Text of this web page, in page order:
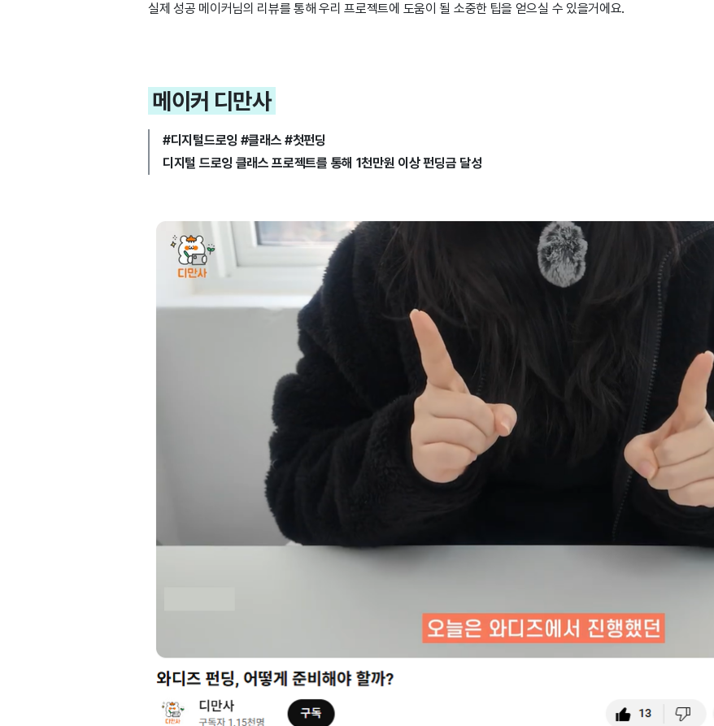
실제 성공 메이커님의 리뷰를 통해 우리 프로젝트에 도움이 될 소중한 팁을 얻으실 수 있을거에요.
메이커 디만사
#디지털드로잉 #클래스 #첫펀딩
디지털 드로잉 클래스 프로젝트를 통해 1천만원 이상 펀딩금 달성